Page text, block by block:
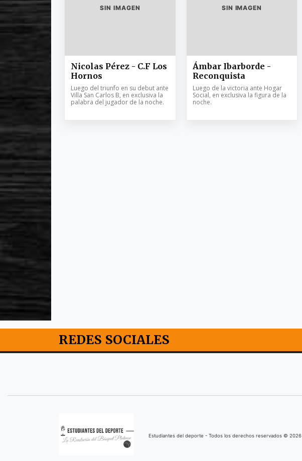
SIN IMAGEN
Nicolas Pérez - C.F Los
Hornos
Luego del triunfo en su debut ante
Villa San Carlos B, en exclusiva la
palabra del jugador de la noche.
SIN IMAGEN
Ámbar Ibarborde -
Reconquista
Luego de la victoria ante Hogar
Social, en exclusiva la figura de la
noche.
REDES SOCIALES
Estudiantes del deporte - Todos los derechos reservados © 2026